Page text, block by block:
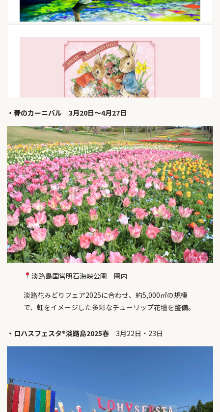
・春のカーニバル 3月20日～4月27日
淡路島国営明石海峡公園 園内
淡路花みどりフェア2025に合わせ、約5,000㎡の規模
で、虹をイメージした多彩なチューリップ花壇を整備。
・ロハスフェスタ®淡路島2025春 3月22日・23日